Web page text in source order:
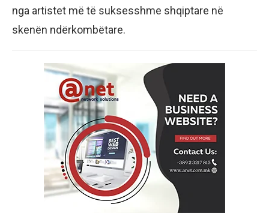
nga artistet më të suksesshme shqiptare në
skenën ndërkombëtare.